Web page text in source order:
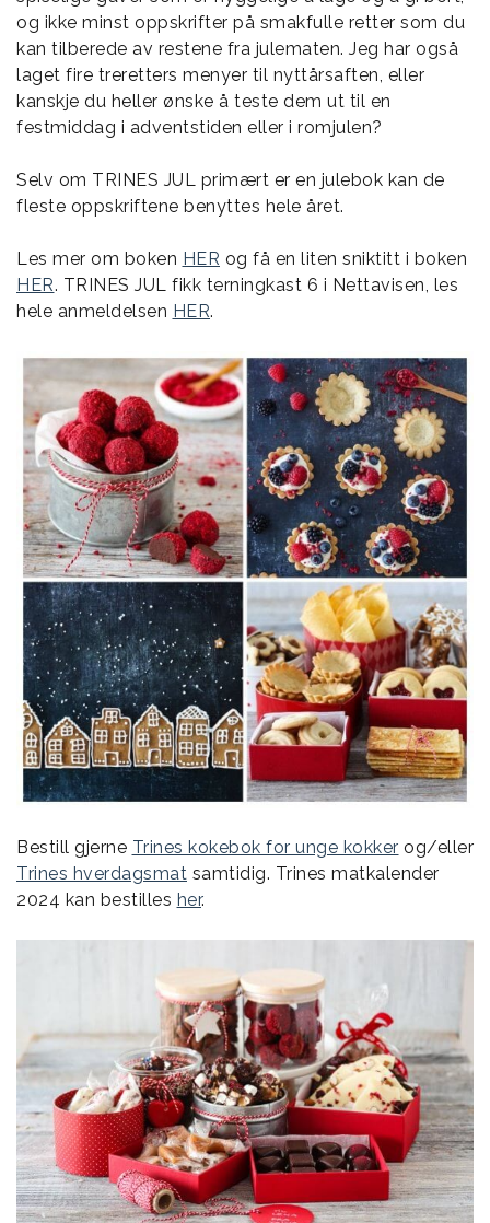
og ikke minst oppskrifter på smakfulle retter som du
kan tilberede av restene fra julematen. Jeg har også
laget fire treretters menyer til nyttårsaften, eller
kanskje du heller ønske å teste dem ut til en
festmiddag i adventstiden eller i romjulen?
Selv om TRINES JUL primært er en julebok kan de
fleste oppskriftene benyttes hele året.
Les mer om boken HER og få en liten sniktitt i boken
HER. TRINES JUL fikk terningkast 6 i Nettavisen, les
hele anmeldelsen HER.
Bestill gjerne Trines kokebok for unge kokker og/eller
Trines hverdagsmat samtidig. Trines matkalender
2024 kan bestilles her.